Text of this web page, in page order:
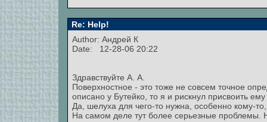
Re: Help!
Author: Андрей К
Date: 12-28-06 20:22
Здравствуйте А. А.
Поверхностное - это тоже не совсем точное
описано у Бутейко, то я и рискнул присвоить
Да, шелуха для чего-то нужна, особенно кому-
На самом деле тут более серьезные проблемы.